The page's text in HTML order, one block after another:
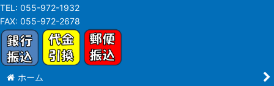
TEL: 055-972-1932
FAX: 055-972-2678
ホーム